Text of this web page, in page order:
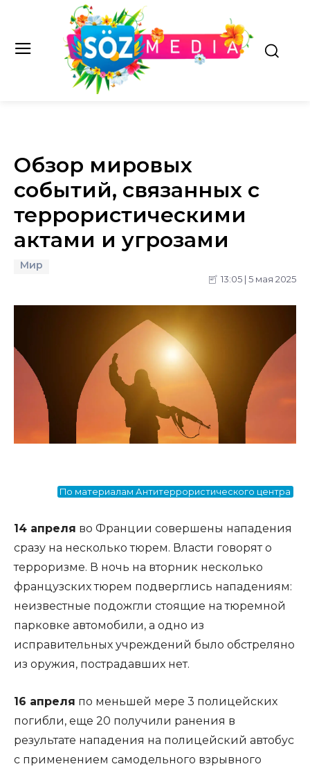
Обзор мировых
событий, связанных с
террористическими
актами и угрозами
Мир
13:05 | 5 мая 2025
По материалам Антитеррористического центра
14 апреля во Франции совершены нападения
сразу на несколько тюрем. Власти говорят о
терроризме. В ночь на вторник несколько
французских тюрем подверглись нападениям:
неизвестные подожгли стоящие на тюремной
парковке автомобили, а одно из
исправительных учреждений было обстреляно
из оружия, пострадавших нет.
16 апреля по меньшей мере 3 полицейских
погибли, еще 20 получили ранения в
результате нападения на полицейский автобус
с применением самодельного взрывного